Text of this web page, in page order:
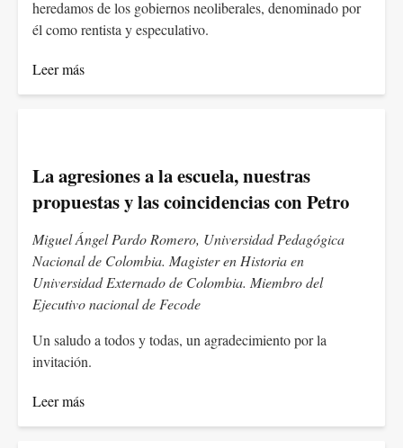
heredamos de los gobiernos neoliberales, denominado por
él como rentista y especulativo.
Leer más
La agresiones a la escuela, nuestras
propuestas y las coincidencias con Petro
Miguel Ángel Pardo Romero, Universidad Pedagógica
Nacional de Colombia. Magister en Historia en
Universidad Externado de Colombia. Miembro del
Ejecutivo nacional de Fecode
Un saludo a todos y todas, un agradecimiento por la
invitación.
Leer más